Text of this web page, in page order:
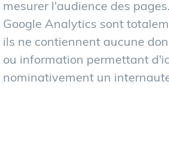
mesurer l'audience des
Google Analytics sont
ils ne contiennent aucune
ou information permettant
nominativement un